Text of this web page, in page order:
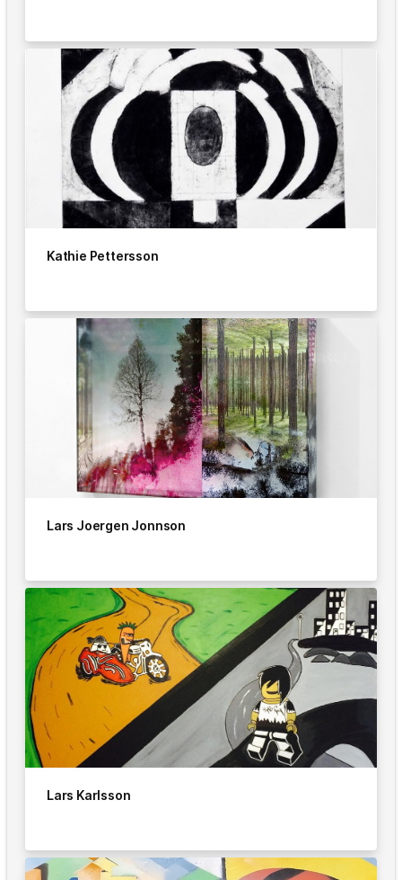
Kathie Pettersson
Lars Joergen Jonnson
Lars Karlsson